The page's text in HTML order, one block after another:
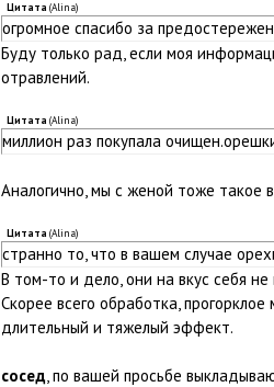
Цитата (Alina)
огромное спасибо за
Буду только рад, если моя
отравлений.
Цитата (Alina)
миллион раз покупала
Аналогично, мы с женой тоже такое
Цитата (Alina)
странно то, что в вашем случае
В том-то и дело, они на вкус себя
Скорее всего обработка,
длительный и тяжелый эффект.
сосед, по вашей просьбе